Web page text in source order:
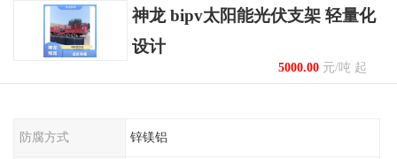
神龙 bipv太阳能光伏支架 轻量化
设计
5000.00元/吨 起
防腐方式 锌镁铝